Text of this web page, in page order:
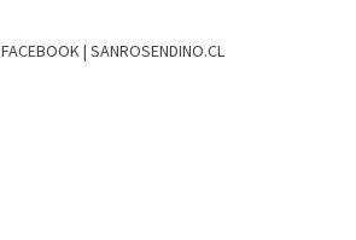
FACEBOOK | SANROSENDINO.CL